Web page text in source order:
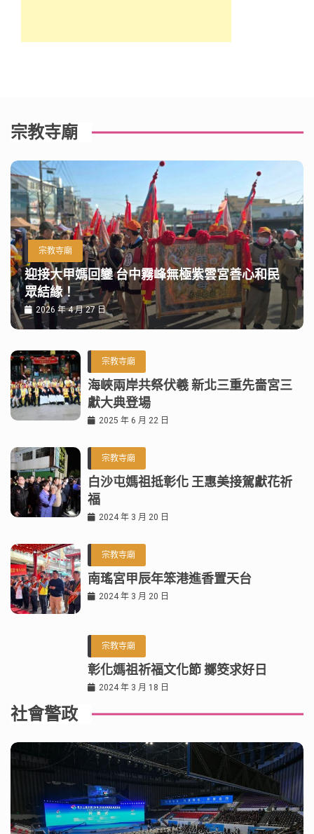
宗教寺廟
宗教寺廟
迎接大甲媽回鑾 台中霧峰無極紫雲宮善心和民
眾結緣！
2026 年 4 月 27 日
宗教寺廟
海峽兩岸共祭伏羲 新北三重先嗇宮三
獻大典登場
2025 年 6 月 22 日
宗教寺廟
白沙屯媽祖抵彰化 王惠美接駕獻花祈
福
2024 年 3 月 20 日
宗教寺廟
南瑤宮甲辰年笨港進香置天台
2024 年 3 月 20 日
宗教寺廟
彰化媽祖祈福文化節 擲筊求好日
2024 年 3 月 18 日
社會警政